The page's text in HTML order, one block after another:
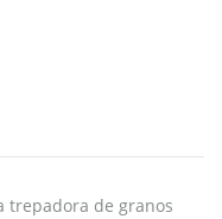
trepadora de granos